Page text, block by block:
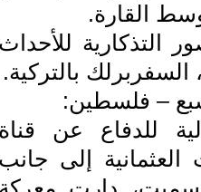
القارة.
التذكارية للأحداث
بالتركية.
– فلسطين:
للدفاع عن قناة
إلى جانب